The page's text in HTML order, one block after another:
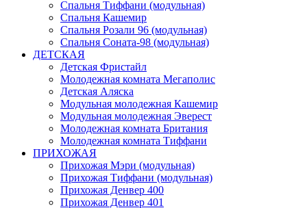
Спальня Тиффани (модульная)
Спальня Кашемир
Спальня Розали 96 (модульная)
Спальня Соната-98 (модульная)
ДЕТСКАЯ
Детская Фристайл
Молодежная комната Мегаполис
Детская Аляска
Модульная молодежная Кашемир
Модульная молодежная Эверест
Молодежная комната Британия
Молодежная комната Тиффани
ПРИХОЖАЯ
Прихожая Мэри (модульная)
Прихожая Тиффани (модульная)
Прихожая Денвер 400
Прихожая Денвер 401